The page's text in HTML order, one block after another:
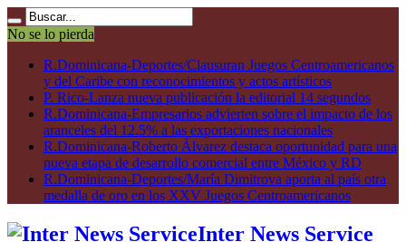
No se lo pierda
R.Dominicana-Deportes/Clausuran Juegos Centroamericanos
y del Caribe con reconocimientos y actos artísticos
P. Rico-Lanza nueva publicación la editorial 14 segundos
R.Dominicana-Empresarios advierten sobre el impacto de los
aranceles del 12.5% a las exportaciones nacionales
R.Dominicana-Roberto Álvarez destaca oportunidad para una
nueva etapa de desarrollo comercial entre México y RD
R.Dominicana-Deportes/María Dimitrova aporta al país otra
medalla de oro en los XXV Juegos Centroamericanos
Inter News Service